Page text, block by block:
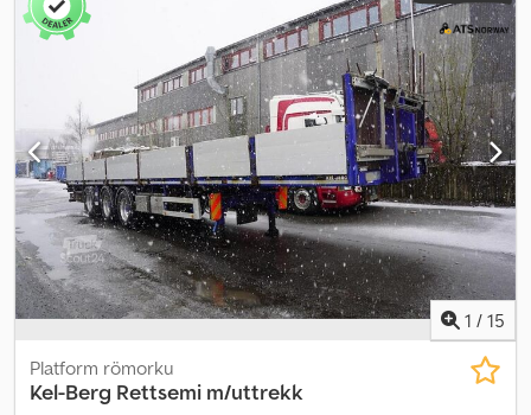
uzatılmış durumda treyler uzunluğu: 21,15 m Tüm 3 aksda
yönlendirme, kontrol beşinci teker/döner tabla üzerinden 2
merkezi yağlama sistemi, biri önde biri arkada Döner tabla Geri
görüş kamerası İyi iş aydınlatması İki kayar yük stoperi
(Glidebanker) Alet kutusu Açıklama: Doll P3H yarı römork, 2023
model. Römork hiçbir zaman 3.900 kg’dan fazla yüklenmemiştir.
Tamamen uzatıldığında, ön duvardan arka kısma kadar uzunluk
21,15 m’dir. Teslimat karşılıklı anlaşmaya göre yapılır. Boş ağırlık: 00
Model: P3H-Z18 Chjdpfszqpkkjx Akrea = Ek bilgi = Daha fazla bilgi
için ATS Norway ile iletişime geçiniz.
1 / 15
Platform römorku
Kel-Berg Rettsemi m/uttrekk